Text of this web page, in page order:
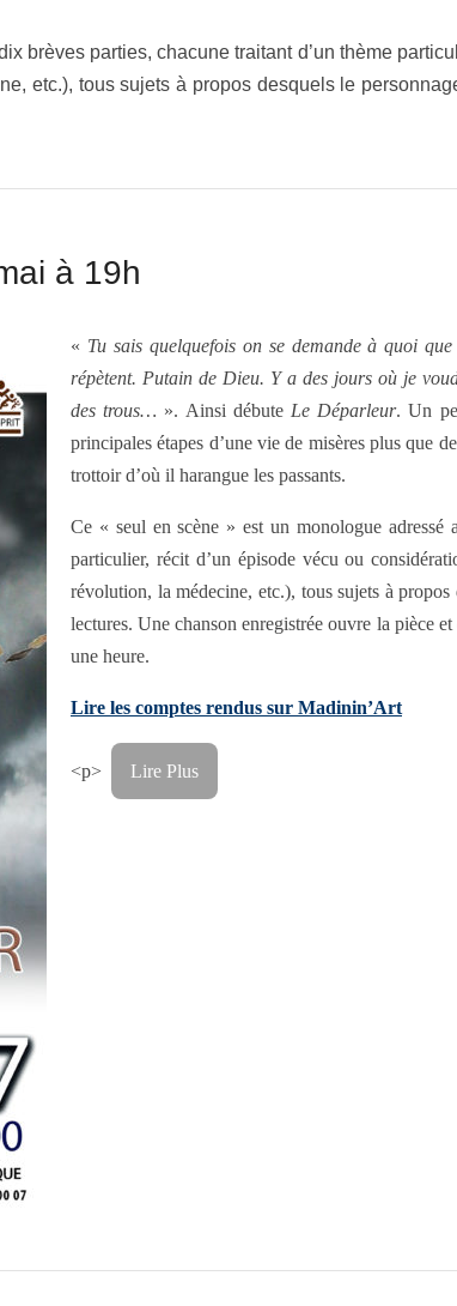
brèves parties, chacune traitant d’un thème
etc.), tous sujets à propos desquels le
à 19h
« Tu sais quelquefois on se demande à quoi
répètent. Putain de Dieu. Y a des jours où je
des trous… ». Ainsi débute Le Déparleur. Un
principales étapes d’une vie de misères plus que
trottoir d’où il harangue les passants.
Ce « seul en scène » est un monologue
particulier, récit d’un épisode vécu ou
révolution, la médecine, etc.), tous sujets à
lectures. Une chanson enregistrée ouvre la pièce
une heure.
Lire les comptes rendus sur Madinin’Art
<p> Lire Plus